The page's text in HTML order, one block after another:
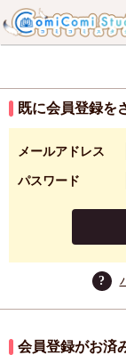
既に会員登録を
メールアドレス
パスワード
?
会員登録がお済